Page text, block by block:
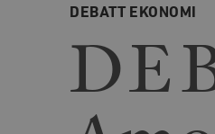
DEBATT EKONOMI